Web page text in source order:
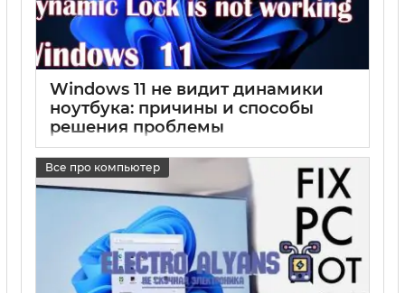
Windows 11 не видит динамики
ноутбука: причины и способы
решения проблемы
Все про компьютер